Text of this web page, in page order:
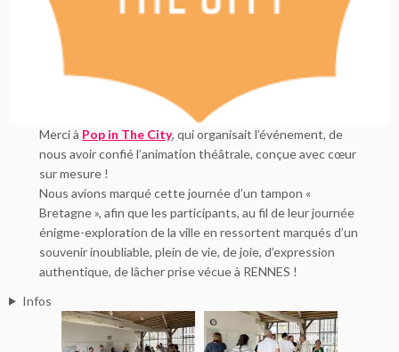
Merci à Pop in The City, qui organisait l’événement, de
nous avoir confié l’animation théâtrale, conçue avec cœur
sur mesure !
Nous avions marqué cette journée d’un tampon «
Bretagne », afin que les participants, au fil de leur journée
énigme-exploration de la ville en ressortent marqués d’un
souvenir inoubliable, plein de vie, de joie, d’expression
authentique, de lâcher prise vécue à RENNES !
Infos